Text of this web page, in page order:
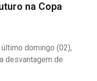
na Copa
domingo (02),
desvantagem de